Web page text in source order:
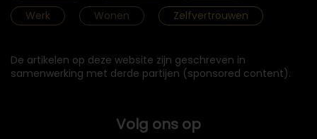
Werk
Wonen Zelfvertrouwen
De artikelen op deze website zijn geschreven in
samenwerking met derde partijen (sponsored content).
Volg ons op